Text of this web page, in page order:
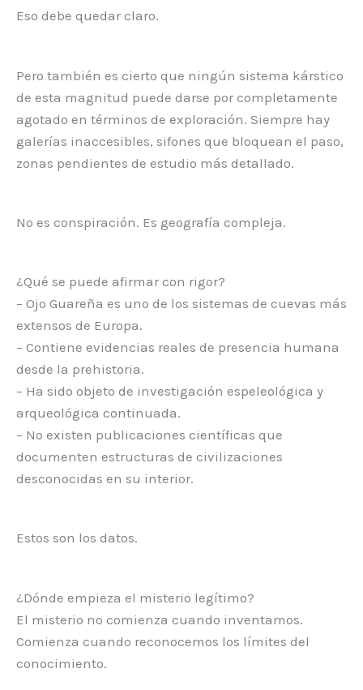
Eso debe quedar claro.
Pero también es cierto que ningún sistema kárstico
de esta magnitud puede darse por completamente
agotado en términos de exploración. Siempre hay
galerías inaccesibles, sifones que bloquean el paso,
zonas pendientes de estudio más detallado.
No es conspiración. Es geografía compleja.
¿Qué se puede afirmar con rigor?
– Ojo Guareña es uno de los sistemas de cuevas más
extensos de Europa.
– Contiene evidencias reales de presencia humana
desde la prehistoria.
– Ha sido objeto de investigación espeleológica y
arqueológica continuada.
– No existen publicaciones científicas que
documenten estructuras de civilizaciones
desconocidas en su interior.
Estos son los datos.
¿Dónde empieza el misterio legítimo?
El misterio no comienza cuando inventamos.
Comienza cuando reconocemos los límites del
conocimiento.